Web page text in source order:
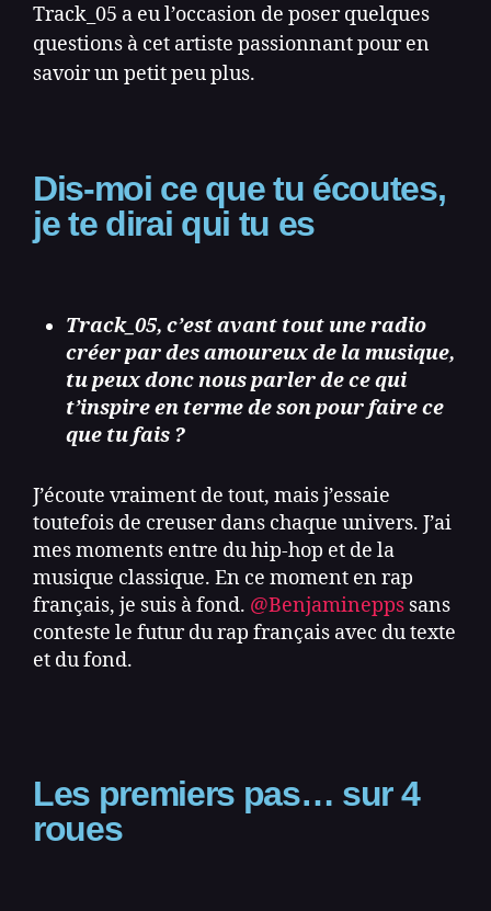
Track_05 a eu l’occasion de poser quelques
questions à cet artiste passionnant pour en
savoir un petit peu plus.
Dis‑moi ce que tu écoutes,
je te dirai qui tu es
Track_05, c’est avant tout une radio
créer par des amoureux de la musique,
tu peux donc nous parler de ce qui
t’inspire en terme de son pour faire ce
que tu fais ?
J’écoute vraiment de tout, mais j’essaie
toutefois de creuser dans chaque univers. J’ai
mes moments entre du hip‑hop et de la
musique classique. En ce moment en rap
français, je suis à fond. @Benjaminepps sans
conteste le futur du rap français avec du texte
et du fond.
Les premiers pas… sur 4
roues